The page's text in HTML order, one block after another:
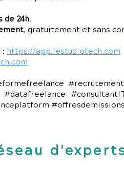
de 24h.
, gratuitement et sans
: https://app.lestudiotech.com
#datafreelance